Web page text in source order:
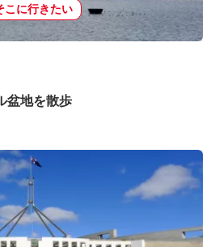
こに行きたい
盆地を散歩